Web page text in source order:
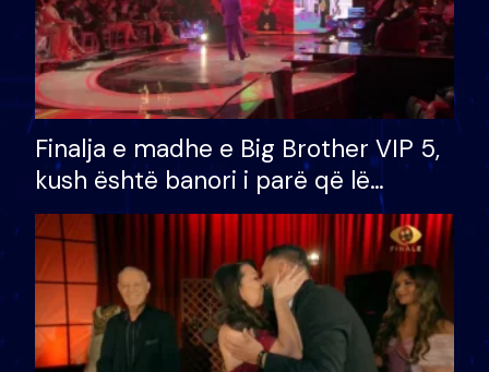
Finalja e madhe e Big Brother VIP 5,
kush është banori i parë që lë
shtëpinë dhe humb mundësinë për
të fituar çmimin e madh